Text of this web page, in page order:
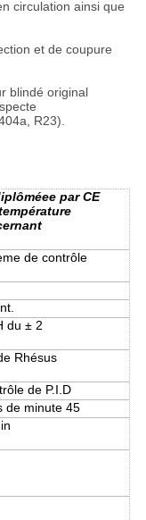
circulation ainsi que
et de coupure
blindé original
R23).
par CE
de contrôle
du ± 2
Rhésus
de P.I.D
de minute 45